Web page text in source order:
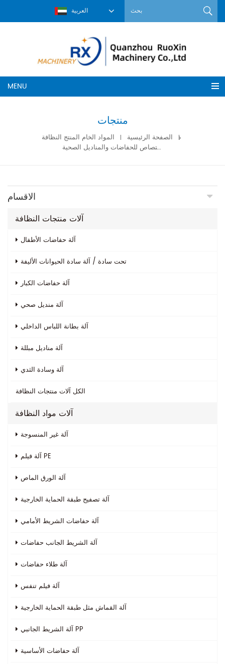
العربية
MENU
منتجات
الصفحة الرئيسية
المواد الخام المنتج النظافة
سوميتومو بوليمر فائق الامتصاص للحفاضات والمناديل الصحية
الاقسام
آلات منتجات النظافة
آلة حفاضات الأطفال
تحت سادة / آلة سادة الحيوانات الأليفة
آلة حفاضات الكبار
آلة منديل صحي
آلة بطانة اللباس الداخلي
آلة مناديل مبللة
آلة وسادة الثدي
الكل آلات منتجات النظافة
آلات مواد النظافة
آلة غير المنسوجة
آلة فيلم PE
آلة الورق الماص
آلة تصفيح طبقة الحماية الخارجية
آلة حفاضات الشريط الأمامي
آلة الشريط الجانب حفاضات
آلة طلاء حفاضات
آلة فيلم تنفس
آلة القماش مثل طبقة الحماية الخارجية
آلة الشريط الجانبي PP
آلة حفاضات الأساسية